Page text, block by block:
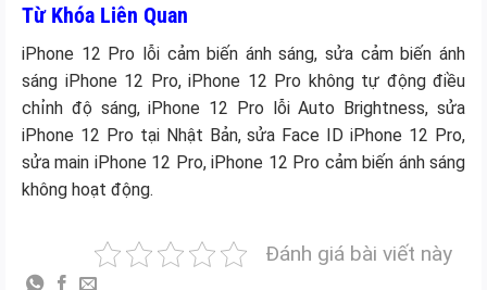
Từ Khóa Liên Quan
iPhone 12 Pro lỗi cảm biến ánh sáng, sửa cảm biến ánh
sáng iPhone 12 Pro, iPhone 12 Pro không tự động điều
chỉnh độ sáng, iPhone 12 Pro lỗi Auto Brightness, sửa
iPhone 12 Pro tại Nhật Bản, sửa Face ID iPhone 12 Pro,
sửa main iPhone 12 Pro, iPhone 12 Pro cảm biến ánh sáng
không hoạt động.
Đánh giá bài viết này